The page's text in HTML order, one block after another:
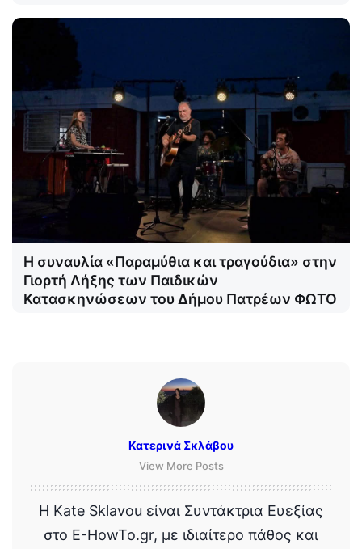
Η συναυλία «Παραμύθια και τραγούδια» στην
Γιορτή Λήξης των Παιδικών
Κατασκηνώσεων του Δήμου Πατρέων ΦΩΤΟ
Κατερινά Σκλάβου
View More Posts
Η Kate Sklavou είναι Συντάκτρια Ευεξίας
στο E-HowTo.gr, με ιδιαίτερο πάθος και